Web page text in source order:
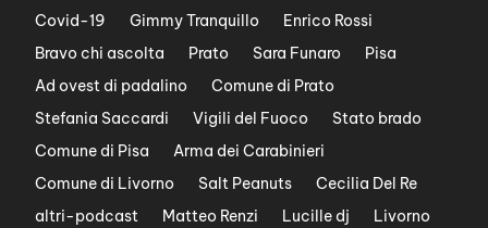
Covid-19
Gimmy Tranquillo
Enrico Rossi
Bravo chi ascolta
Prato Sara Funaro
Pisa
Ad ovest di padalino
Comune di Prato
Stefania Saccardi
Vigili del Fuoco
Stato brado
Comune di Pisa
Arma dei Carabinieri
Comune di Livorno
Salt Peanuts
Cecilia Del Re
altri-podcast
Matteo Renzi Lucille dj
Livorno